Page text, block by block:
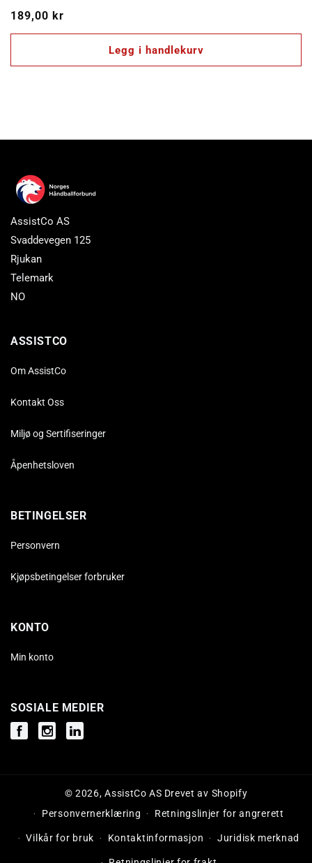
Vanlig
pris
189,00 kr
Legg i handlekurv
AssistCo AS
Svaddevegen 125
Rjukan
Telemark
NO
ASSISTCO
Om AssistCo
Kontakt Oss
Miljø og Sertifiseringer
Åpenhetsloven
BETINGELSER
Personvern
Kjøpsbetingelser forbruker
KONTO
Min konto
SOSIALE MEDIER
FacebookInstagramInstagram
© 2026,AssistCo AS Drevet av Shopify
Personvernerklæring
Retningslinjer for angrerett
Vilkår for bruk Kontaktinformasjon Juridisk merknad